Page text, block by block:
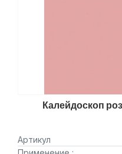
Калейдоскоп
Артикул